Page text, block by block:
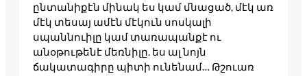
ընտանիքէն մինակ ես կամ մնացած, մէկ առ
մէկ տեսայ ամէն մէկուն սոսկալի
սպաննուիլը կամ տառապանքէ ու
անօթութենէ մեռնիլը. ես ալ նոյն
ճակատագիրը պիտի ունենամ… Թշուառ